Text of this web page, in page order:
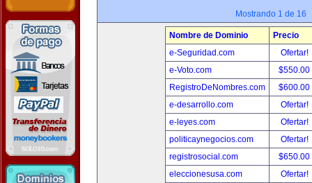
Mostrando 1 de 16
Nombre de Dominio
Precio
e-Seguridad.com
Ofertar!
e-Voto.com
$550.00
RegistroDeNombres.com
$600.00
e-desarrollo.com
Ofertar!
e-leyes.com
Ofertar!
politicaynegocios.com
Ofertar!
registrosocial.com
$650.00
eleccionesusa.com
Ofertar!